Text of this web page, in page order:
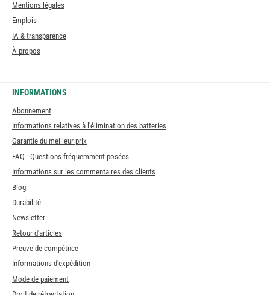
Mentions légales
Emplois
IA & transparence
À propos
INFORMATIONS
Abonnement
Informations relatives à l'élimination des batteries
Garantie du meilleur prix
FAQ - Questions fréquemment posées
Informations sur les commentaires des clients
Blog
Durabilité
Newsletter
Retour d'articles
Preuve de compétnce
Informations d'expédition
Mode de paiement